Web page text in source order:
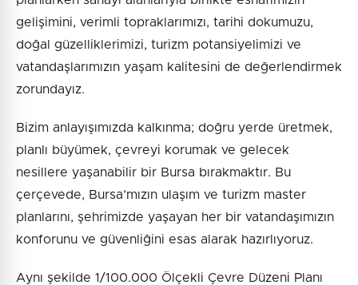
gelişimini, verimli topraklarımızı, tarihi dokumuzu,
doğal güzelliklerimizi, turizm potansiyelimizi ve
vatandaşlarımızın yaşam kalitesini de değerlendirmek
zorundayız.
Bizim anlayışımızda kalkınma; doğru yerde üretmek,
planlı büyümek, çevreyi korumak ve gelecek
nesillere yaşanabilir bir Bursa bırakmaktır. Bu
çerçevede, Bursa’mızın ulaşım ve turizm master
planlarını, şehrimizde yaşayan her bir vatandaşımızın
konforunu ve güvenliğini esas alarak hazırlıyoruz.
Aynı şekilde 1/100.000 Ölçekli Çevre Düzeni Planı